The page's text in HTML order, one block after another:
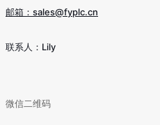
邮箱：sales@fyplc.cn
联系人：Lily
微信二维码